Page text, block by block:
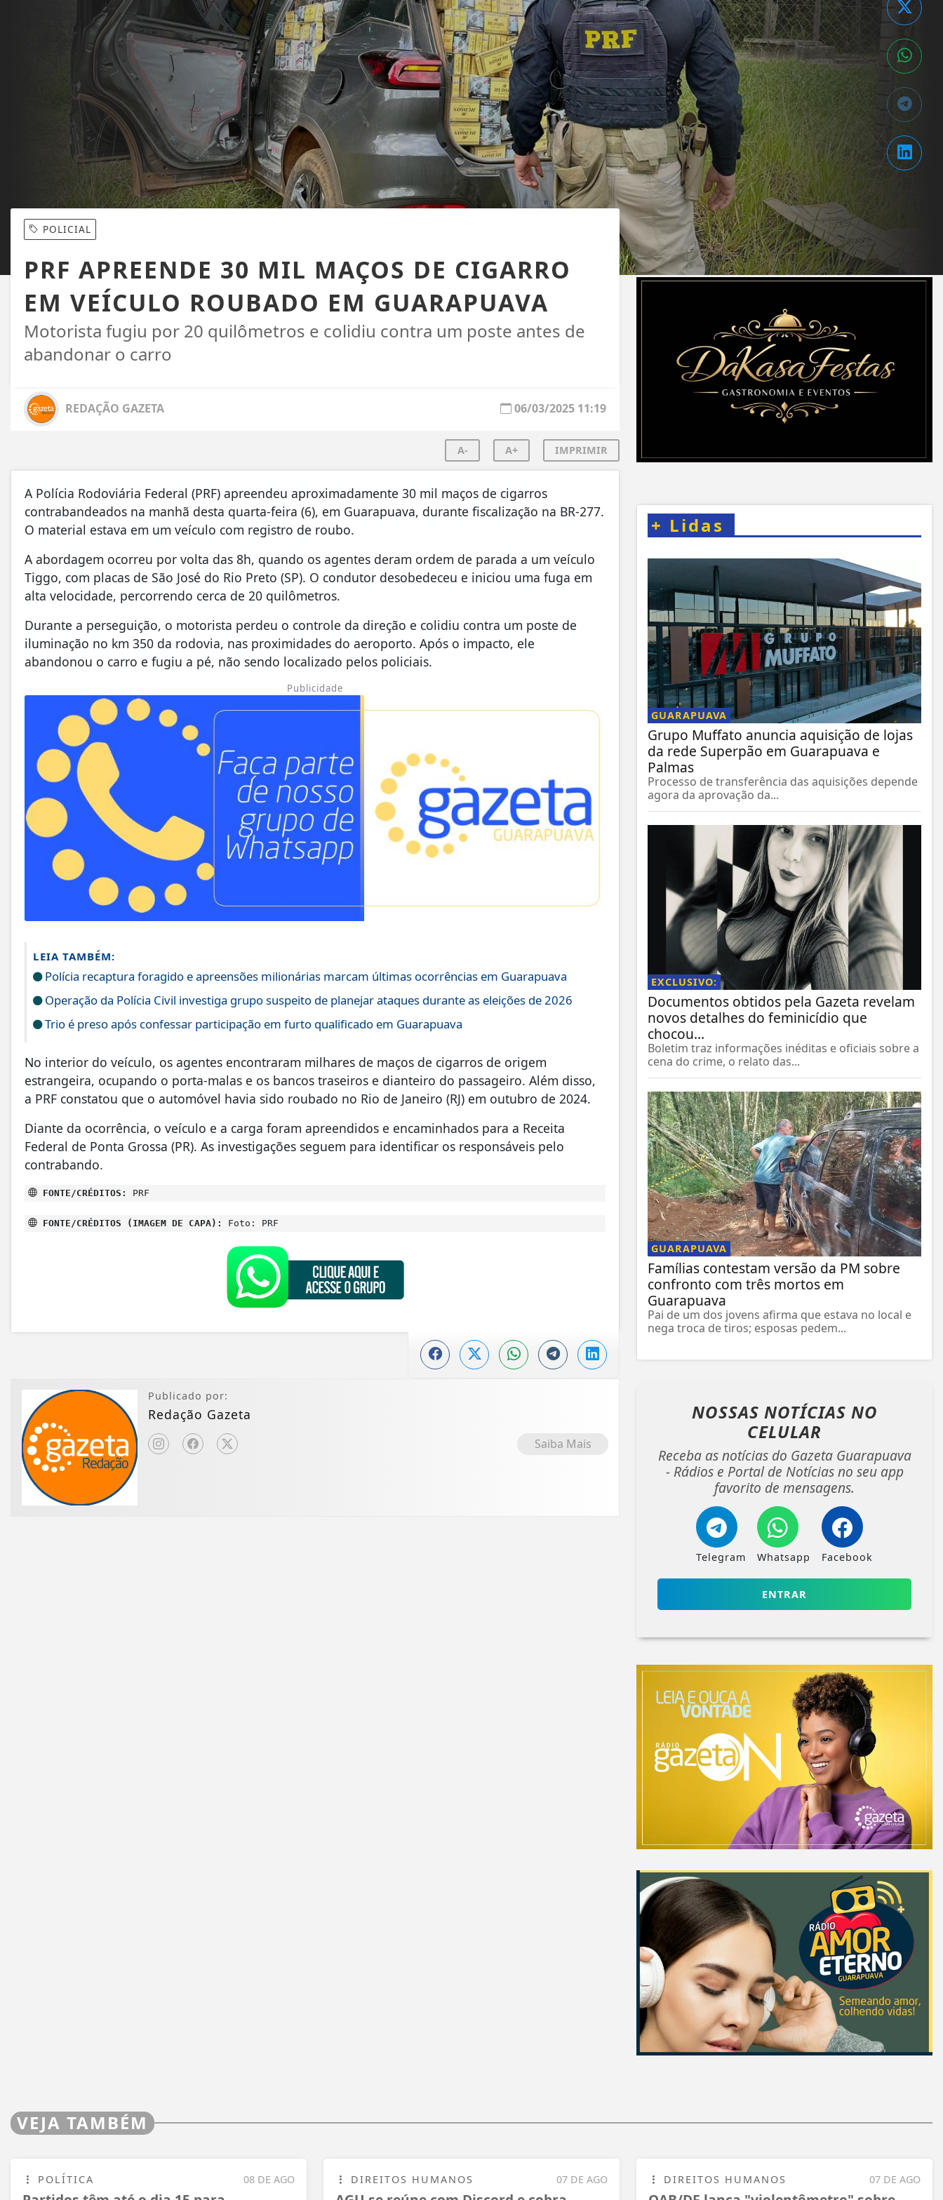
POLICIAL
PRF APREENDE 30 MIL MAÇOS DE CIGARRO
EM VEÍCULO ROUBADO EM GUARAPUAVA
Motorista fugiu por 20 quilômetros e colidiu contra um poste antes de
abandonar o carro
REDAÇÃO GAZETA 06/03/2025 11:19
A- A+ IMPRIMIR
A Polícia Rodoviária Federal (PRF) apreendeu aproximadamente 30 mil maços de cigarros
contrabandeados na manhã desta quarta-feira (6), em Guarapuava, durante fiscalização na BR-277.
O material estava em um veículo com registro de roubo.
A abordagem ocorreu por volta das 8h, quando os agentes deram ordem de parada a um veículo
Tiggo, com placas de São José do Rio Preto (SP). O condutor desobedeceu e iniciou uma fuga em
alta velocidade, percorrendo cerca de 20 quilômetros.
Durante a perseguição, o motorista perdeu o controle da direção e colidiu contra um poste de
iluminação no km 350 da rodovia, nas proximidades do aeroporto. Após o impacto, ele
abandonou o carro e fugiu a pé, não sendo localizado pelos policiais.
Publicidade
LEIA TAMBÉM:
Polícia recaptura foragido e apreensões milionárias marcam últimas ocorrências em Guarapuava
Operação da Polícia Civil investiga grupo suspeito de planejar ataques durante as eleições de 2026
Trio é preso após confessar participação em furto qualificado em Guarapuava
No interior do veículo, os agentes encontraram milhares de maços de cigarros de origem
estrangeira, ocupando o porta-malas e os bancos traseiros e dianteiro do passageiro. Além disso,
a PRF constatou que o automóvel havia sido roubado no Rio de Janeiro (RJ) em outubro de 2024.
Diante da ocorrência, o veículo e a carga foram apreendidos e encaminhados para a Receita
Federal de Ponta Grossa (PR). As investigações seguem para identificar os responsáveis pelo
contrabando.
FONTE/CRÉDITOS: PRF
FONTE/CRÉDITOS (IMAGEM DE CAPA): Foto: PRF
Publicado por:
Redação Gazeta
Saiba Mais
+ Lidas
GUARAPUAVA
Grupo Muffato anuncia aquisição de lojas
da rede Superpão em Guarapuava e
Palmas
Processo de transferência das aquisições depende
agora da aprovação da...
EXCLUSIVO:
Documentos obtidos pela Gazeta revelam
novos detalhes do feminicídio que
chocou...
Boletim traz informações inéditas e oficiais sobre a
cena do crime, o relato das...
GUARAPUAVA
Famílias contestam versão da PM sobre
confronto com três mortos em
Guarapuava
Pai de um dos jovens afirma que estava no local e
nega troca de tiros; esposas pedem...
NOSSAS NOTÍCIAS NO
CELULAR
Receba as notícias do Gazeta Guarapuava
- Rádios e Portal de Notícias no seu app
favorito de mensagens.
Telegram Whatsapp Facebook
ENTRAR
VEJA TAMBÉM
08 DE AGO
POLÍTICA 07 DE AGO
DIREITOS HUMANOS 07 DE AGO
DIREITOS HUMANOS